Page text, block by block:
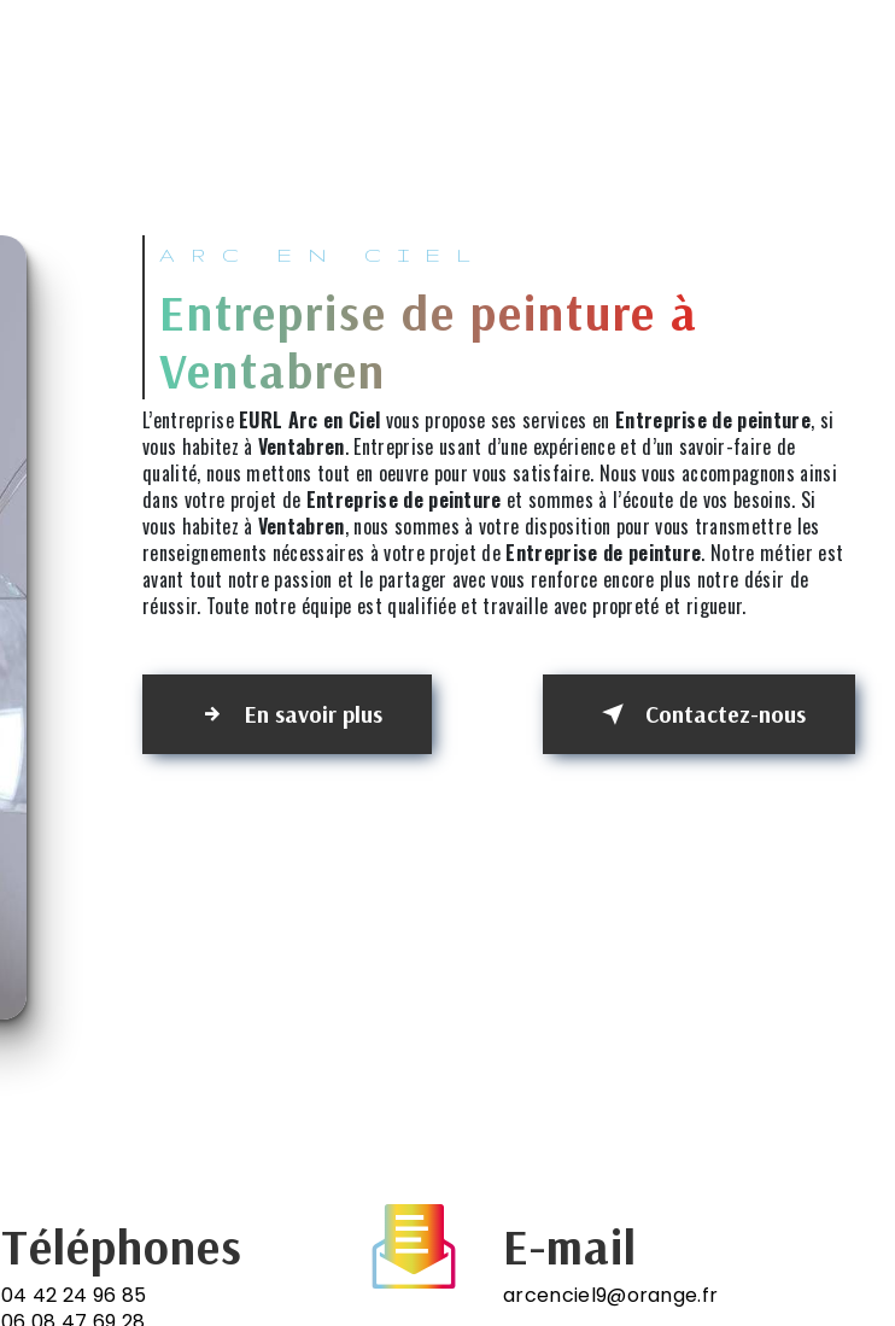
ARC EN CIEL
Entreprise de peinture à
Ventabren
L’entreprise EURL Arc en Ciel vous propose ses services en Entreprise de peinture, si
vous habitez à Ventabren. Entreprise usant d’une expérience et d’un savoir-faire de
qualité, nous mettons tout en oeuvre pour vous satisfaire. Nous vous accompagnons ainsi
dans votre projet de Entreprise de peinture et sommes à l’écoute de vos besoins. Si
vous habitez à Ventabren, nous sommes à votre disposition pour vous transmettre les
renseignements nécessaires à votre projet de Entreprise de peinture. Notre métier est
avant tout notre passion et le partager avec vous renforce encore plus notre désir de
réussir. Toute notre équipe est qualifiée et travaille avec propreté et rigueur.
En savoir plus Contactez-nous
Téléphones
04 42 24 96 85
E-mail
arcenciel9@orange.fr